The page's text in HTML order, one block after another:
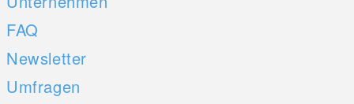
FAQ
Newsletter
Umfragen